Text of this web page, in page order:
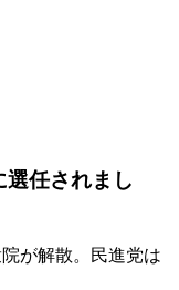
任されまし
が解散。民進党は